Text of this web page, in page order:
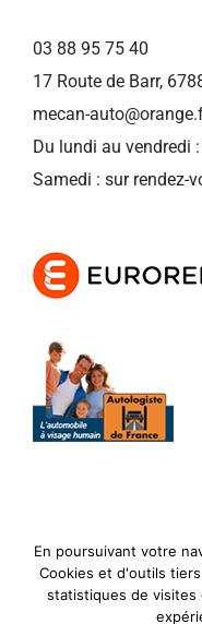
03 88 95 75 40
17 Route de Barr,
mecan-
Du lundi au vendredi
Samedi : sur rendez-
Mécan'Auto |
En poursuivant votre
Cookies et d'outils
statistiques de visites